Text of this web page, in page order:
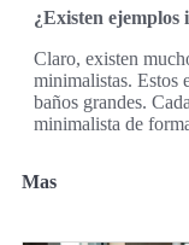
¿Existen ejemplos
Claro, existen
minimalistas. Estos
baños grandes.
minimalista de
Mas